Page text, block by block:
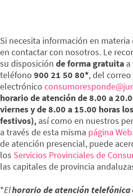
Si necesita información en
en contactar con nosotros. Le
su disposición de forma gratuita
teléfono 900 21 50 80*, del correo
electrónico
horario de atención de 8.00 a
viernes y de 8.00 a 15.00 horas
festivos), así como en nuestros
a través de esta misma página Web
de atención presencial, puede
los Servicios Provinciales de
las capitales de provincia
*Elhorario de atención telefónica